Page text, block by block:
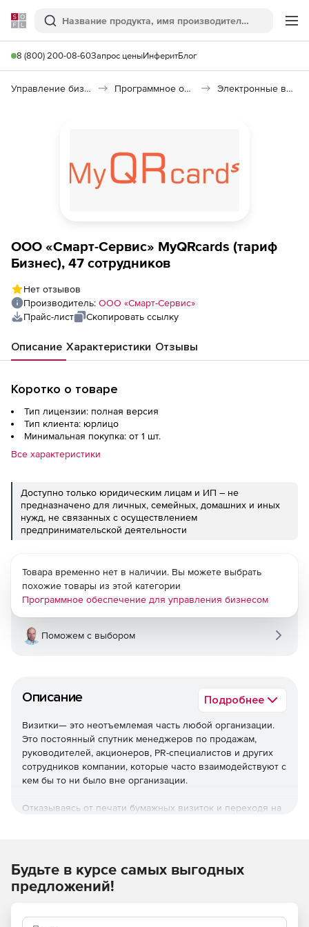
Softline
Поиск
8 (800) 200-08-60Запрос ценыИнферитБлог
Управление бизнесом, CRM/ERP Программное обеспечение для управления бизнесом Электронные визитки для бизнеса MyQRcards
ООО «Смарт-Сервис» MyQRcards (тариф
Бизнес), 47 сотрудников
Нет отзывов
Производитель: ООО «Смарт-Сервис»
Прайс-лист
Скопировать ссылку
Описание Характеристики Отзывы
Коротко о товаре
Тип лицензии: полная версия
Тип клиента: юрлицо
Минимальная покупка: от 1 шт.
Все характеристики
Доступно только юридическим лицам и ИП – не
предназначено для личных, семейных, домашних и иных
нужд, не связанных с осуществлением
предпринимательской деятельности
Описание Подробнее
Визитки— это неотъемлемая часть любой организации.
Это постоянный спутник менеджеров по продажам,
руководителей, акционеров, PR-специалистов и других
сотрудников компании, которые часто взаимодействуют с
кем бы то ни было вне организации.
Отказываясь от печати бумажных визиток и переходя на
вашей компании.MyQRcardsпозволят добавлять и
удалять сотрудников, обновлять карточки, а также быстро
скрытых расходов или дополнительных платежей.
Товара временно нет в наличии. Вы можете выбрать
похожие товары из этой категории
Программное обеспечение для управления бизнесом
Поможем с выбором
Будьте в курсе самых выгодных
предложений!